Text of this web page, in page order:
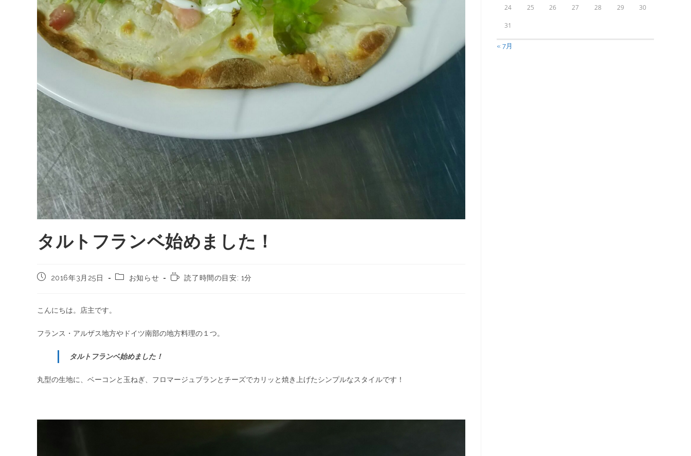
タルトフランベ始めました！
2016年3月25日 お知らせ 読了時間の目安: 1分
こんにちは。店主です。
フランス・アルザス地方やドイツ南部の地方料理の１つ。
タルトフランベ始めました！
丸型の生地に、ベーコンと玉ねぎ、フロマージュブランとチーズでカリッと焼き上げたシンプルなスタイルです！
24 25 26 27 28 29 30
31
« 7月